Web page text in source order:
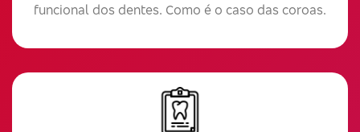
funcional dos dentes. Como é o caso das coroas.